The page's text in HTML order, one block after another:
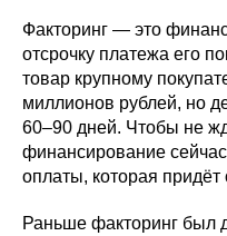
Факторинг — это
отсрочку платежа его
товар крупному
миллионов рублей, но
60–90 дней. Чтобы не
финансирование
оплаты, которая придёт
Раньше факторинг был